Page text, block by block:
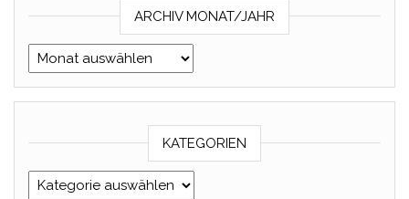
ARCHIV MONAT/JAHR
Archiv Monat/Jahr
KATEGORIEN
Kategorien